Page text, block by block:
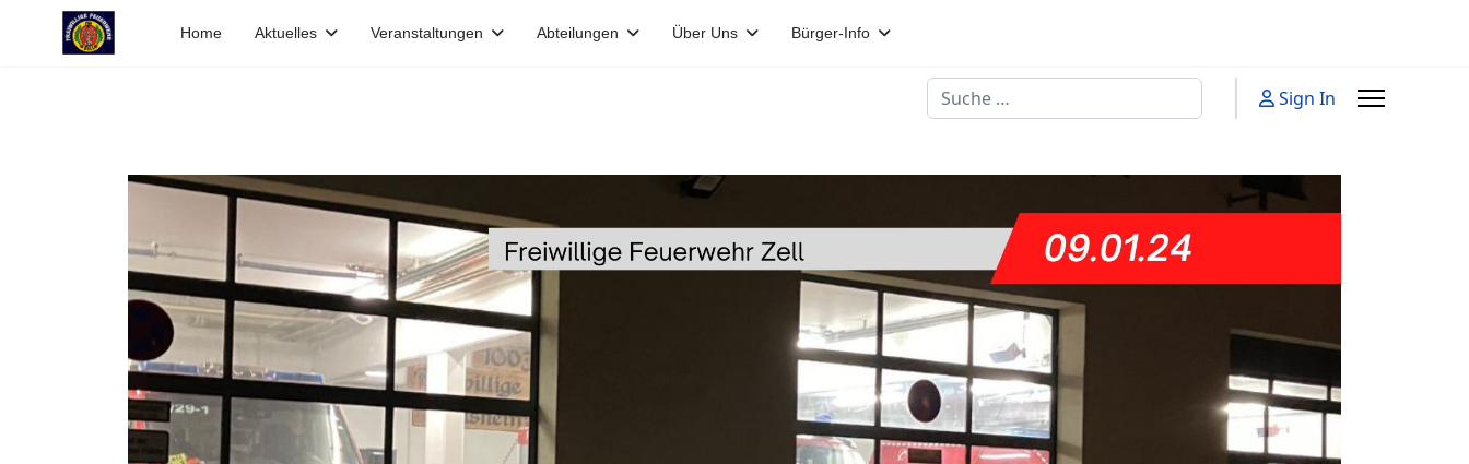
Home Aktuelles Veranstaltungen Abteilungen Über Uns Bürger-Info
Suchen Sign In